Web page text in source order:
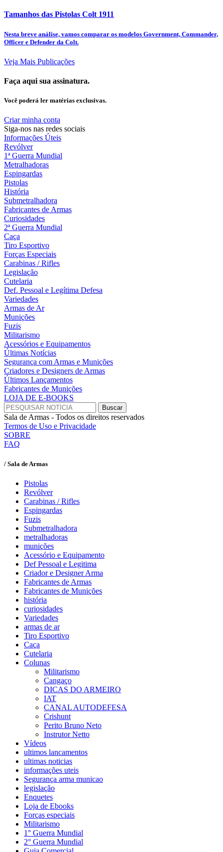
Tamanhos das Pistolas Colt 1911
Nesta breve análise, vamos comparar os modelos Government, Commander,
Officer e Defender da Colt.
Veja Mais Publicações
Faça aqui sua assinatura.
Você poderá ler matérias exclusivas.
Criar minha conta
Siga-nos nas redes sociais
Informações Úteis
Revólver
1ª Guerra Mundial
Metralhadoras
Espingardas
Pistolas
História
Submetralhadora
Fabricantes de Armas
Curiosidades
2ª Guerra Mundial
Caça
Tiro Esportivo
Forças Especiais
Carabinas / Rifles
Legislação
Cutelaria
Def. Pessoal e Legítima Defesa
Variedades
Armas de Ar
Munições
Fuzis
Militarismo
Acessórios e Equipamentos
Últimas Notícias
Segurança com Armas e Munições
Criadores e Designers de Armas
Últimos Lançamentos
Fabricantes de Munições
LOJA DE E-BOOKS
Sala de Armas - Todos os direitos reservados
Termos de Uso e Privacidade
SOBRE
FAQ
/ Sala de Armas
Pistolas
Revólver
Carabinas / Rifles
Espingardas
Fuzis
Submetralhadora
metralhadoras
munições
Acessório e Equipamento
Def Pessoal e Legitima
Criador e Designer Arma
Fabricantes de Armas
Fabricantes de Munições
história
curiosidades
Variedades
armas de ar
Tiro Esportivo
Caça
Cutelaria
Colunas
Militarismo
Cangaço
DICAS DO ARMEIRO
IAT
CANAL AUTODEFESA
Crishunt
Perito Bruno Neto
Instrutor Netto
Vídeos
ultimos lancamentos
ultimas noticias
informações uteis
Segurança arma municao
legislação
Enquetes
Loja de Ebooks
Forças especiais
Militarismo
1° Guerra Mundial
2° Guerra Mundial